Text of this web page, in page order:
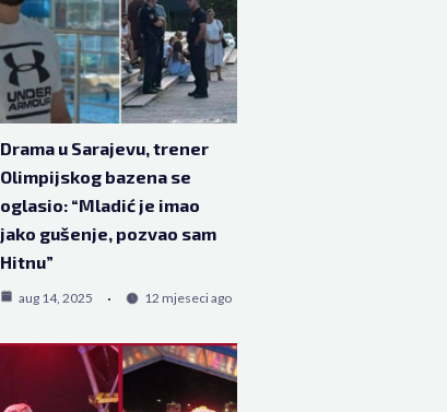
Drama u Sarajevu, trener
Olimpijskog bazena se
oglasio: “Mladić je imao
jako gušenje, pozvao sam
Hitnu”
aug 14, 2025 12 mjeseci ago